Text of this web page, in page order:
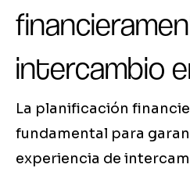
intercambio
La planificación
fundamental para
experiencia de